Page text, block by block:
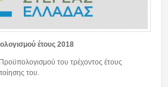
- 09:49
έτους 2018
του τρέχοντος έτους
του.